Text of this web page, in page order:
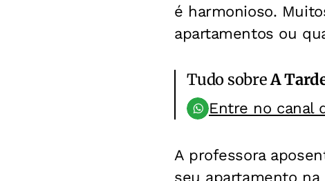
é harmonioso.
apartamentos ou
Tudo sobreA
Entre no canal
A professora
seu apartamento